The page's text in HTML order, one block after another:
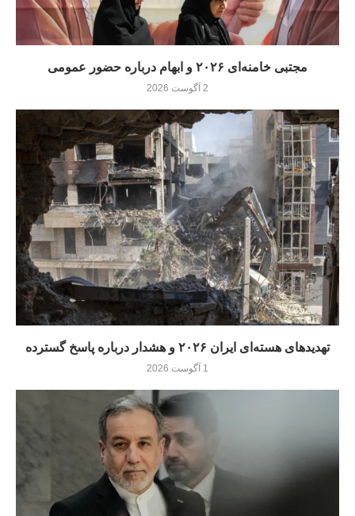
مجتبی خامنه‌ای ۲۰۲۶ و ابهام درباره حضور عمومی
2 آگوست 2026
تهدیدهای هسته‌ای ایران ۲۰۲۶ و هشدار درباره پاسخ گسترده
1 آگوست 2026